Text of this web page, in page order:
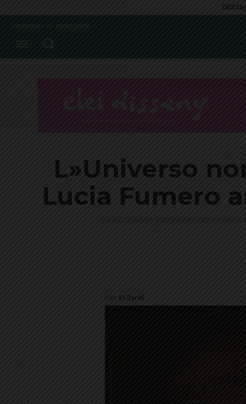
Divendres 07, agost 2026
L»Universo
Lucia Fumero
La barcelonina guanyadora del primer
Per El Jardí